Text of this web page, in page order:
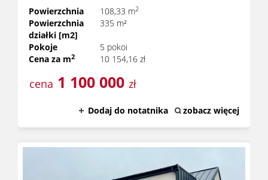
Powierzchnia
108,33 m2
Powierzchnia
działki [m2]
335 m²
Pokoje
5 pokoi
Cena za m2 10 154,16 zł
cena 1 100 000 zł
Dodaj do notatnika zobacz więcej